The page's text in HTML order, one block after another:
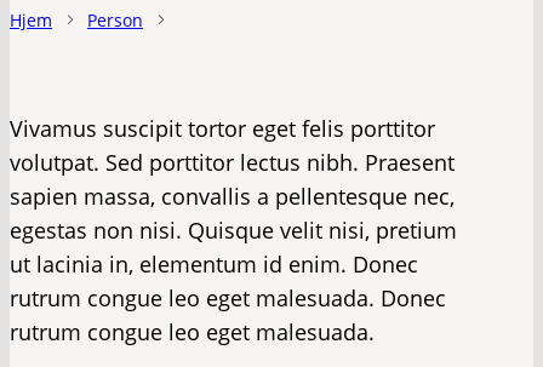
Hjem Person
Vivamus suscipit tortor eget felis porttitor
volutpat. Sed porttitor lectus nibh. Praesent
sapien massa, convallis a pellentesque nec,
egestas non nisi. Quisque velit nisi, pretium
ut lacinia in, elementum id enim. Donec
rutrum congue leo eget malesuada. Donec
rutrum congue leo eget malesuada.